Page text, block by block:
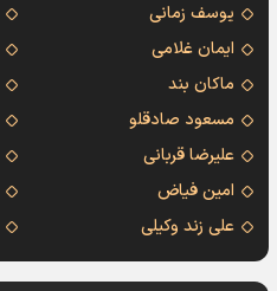
یوسف زمانی
ایمان غلامی
ماکان بند
مسعود صادقلو
علیرضا قربانی
امین فیاض
علی زند وکیلی